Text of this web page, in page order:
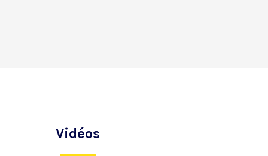
Vidéos